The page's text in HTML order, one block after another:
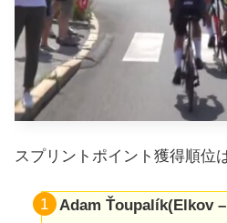
スプリントポイント獲得順位
Adam Ťoupalík(Elkov